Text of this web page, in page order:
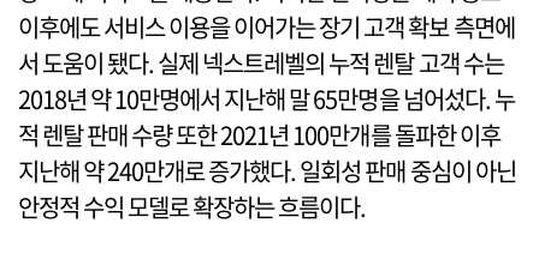
이후에도 서비스 이용을 이어가는 장기 고객 확보 측면에
서 도움이 됐다. 실제 넥스트레벨의 누적 렌탈 고객 수는
2018년 약 10만명에서 지난해 말 65만명을 넘어섰다. 누
적 렌탈 판매 수량 또한 2021년 100만개를 돌파한 이후
지난해 약 240만개로 증가했다. 일회성 판매 중심이 아닌
안정적 수익 모델로 확장하는 흐름이다.